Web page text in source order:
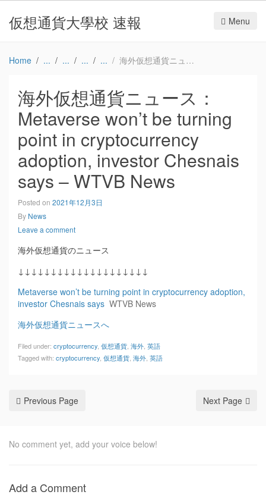
仮想通貨大學校 速報 Menu
Home 海外仮想通貨ニュース：Metaverse won’t be turning point in cryptocurrency adoption, investor Chesnais says – WTVB News
海外仮想通貨ニュース：
Metaverse won’t be turning
point in cryptocurrency
adoption, investor Chesnais
says – WTVB News
Posted on 2021年12月3日
By News
Leave a comment
海外仮想通貨のニュース
↓↓↓↓↓↓↓↓↓↓↓↓↓↓↓↓↓↓↓↓
Metaverse won’t be turning point in cryptocurrency adoption,
investor Chesnais says WTVB News
海外仮想通貨ニュースへ
Filed under: cryptocurrency 仮想通貨 海外 英語
Tagged with: cryptocurrency 仮想通貨 海外 英語
Previous Page Next Page
No comment yet, add your voice below!
Add a Comment